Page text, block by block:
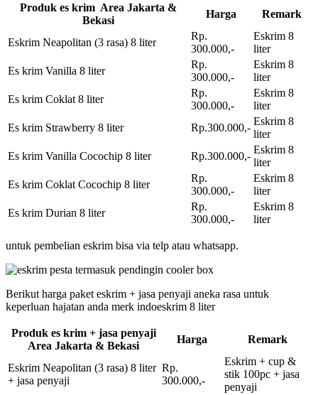
Produk es krim Area Jakarta &
Bekasi
Harga Remark
Eskrim Neapolitan (3 rasa) 8 liter
Rp.
300.000,-
Eskrim 8
liter
Es krim Vanilla 8 liter
Rp.
300.000,-
Eskrim 8
liter
Es krim Coklat 8 liter
Rp.
300.000,-
Eskrim 8
liter
Es krim Strawberry 8 liter
Rp.300.000,-
Eskrim 8
liter
Es krim Vanilla Cocochip 8 liter
Rp.300.000,-
Eskrim 8
liter
Es krim Coklat Cocochip 8 liter
Rp.
300.000,-
Eskrim 8
liter
Es krim Durian 8 liter
Rp.
300.000,-
Eskrim 8
liter
untuk pembelian eskrim bisa via telp atau whatsapp.
Berikut harga paket eskrim + jasa penyaji aneka rasa untuk
keperluan hajatan anda merk indoeskrim 8 liter
Produk es krim + jasa penyaji
Area Jakarta & Bekasi
Harga Remark
Eskrim Neapolitan (3 rasa) 8 liter
+ jasa penyaji
Rp.
300.000,-
Eskrim + cup &
stik 100pc + jasa
penyaji